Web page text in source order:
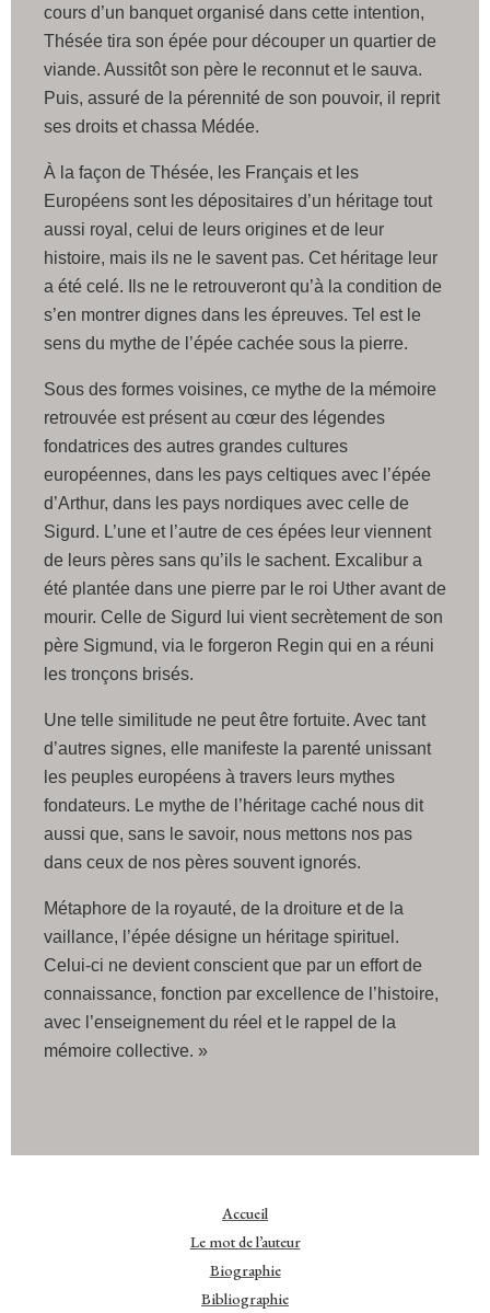
cours d’un banquet organisé dans cette intention,
Thésée tira son épée pour découper un quartier de
viande. Aussitôt son père le reconnut et le sauva.
Puis, assuré de la pérennité de son pouvoir, il reprit
ses droits et chassa Médée.
À la façon de Thésée, les Français et les
Européens sont les dépositaires d’un héritage tout
aussi royal, celui de leurs origines et de leur
histoire, mais ils ne le savent pas. Cet héritage leur
a été celé. Ils ne le retrouveront qu’à la condition de
s’en montrer dignes dans les épreuves. Tel est le
sens du mythe de l’épée cachée sous la pierre.
Sous des formes voisines, ce mythe de la mémoire
retrouvée est présent au cœur des légendes
fondatrices des autres grandes cultures
européennes, dans les pays celtiques avec l’épée
d’Arthur, dans les pays nordiques avec celle de
Sigurd. L’une et l’autre de ces épées leur viennent
de leurs pères sans qu’ils le sachent. Excalibur a
été plantée dans une pierre par le roi Uther avant de
mourir. Celle de Sigurd lui vient secrètement de son
père Sigmund, via le forgeron Regin qui en a réuni
les tronçons brisés.
Une telle similitude ne peut être fortuite. Avec tant
d’autres signes, elle manifeste la parenté unissant
les peuples européens à travers leurs mythes
fondateurs. Le mythe de l’héritage caché nous dit
aussi que, sans le savoir, nous mettons nos pas
dans ceux de nos pères souvent ignorés.
Métaphore de la royauté, de la droiture et de la
vaillance, l’épée désigne un héritage spirituel.
Celui-ci ne devient conscient que par un effort de
connaissance, fonction par excellence de l’histoire,
avec l’enseignement du réel et le rappel de la
mémoire collective. »
Accueil
Le mot de l’auteur
Biographie
Bibliographie